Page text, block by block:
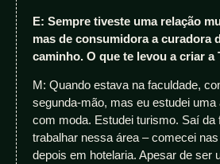
E: Sempre tiveste uma relação
mas de consumidora a curadora
caminho. O que te levou a criar a
M: Quando estava na faculdade,
segunda-mão, mas eu estudei
com moda. Estudei turismo. Saí da
trabalhar nessa área – comecei
depois em hotelaria. Apesar de ser